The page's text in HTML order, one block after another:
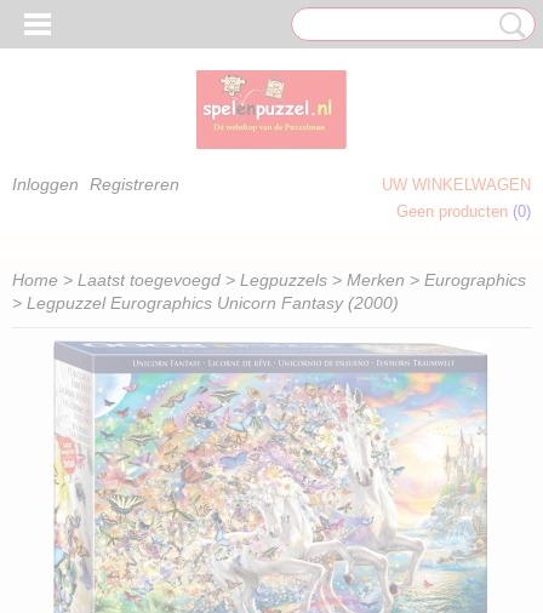
Inloggen Registreren
UW WINKELWAGEN
Geen producten (0)
Home > Laatst toegevoegd > Legpuzzels > Merken > Eurographics
> Legpuzzel Eurographics Unicorn Fantasy (2000)